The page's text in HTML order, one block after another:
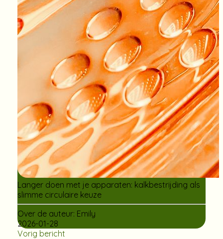
Langer doen met je apparaten: kalkbestrijding als
slimme circulaire keuze
Over de auteur: Emily
2026-01-28
Vorig bericht